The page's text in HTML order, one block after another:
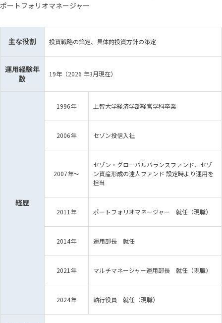
ポートフォリオマネージャー
主な役割 投資戦略の策定、具体的投資方針の策定
運用経験年
数
19年（2026 年3月現在）
経歴
1996年 上智大学経済学部経営学科卒業
2006年 セゾン投信入社
2007年～
セゾン・グローバルバランスファンド、セゾ
ン資産形成の達人ファンド 設定時より運用を
担当
2011年 ポートフォリオマネージャー 就任（現職）
2014年 運用部長 就任
2021年 マルチマネージャー運用部長 就任（現職）
2024年 執行役員 就任（現職）